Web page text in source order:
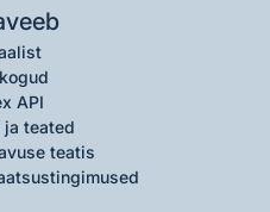
API
ja teated
teatis